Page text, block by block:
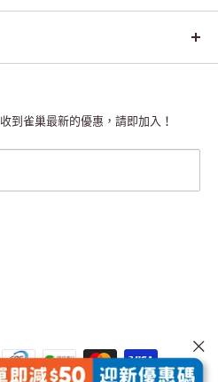
機
到雀巢最新的優惠，請即加入！